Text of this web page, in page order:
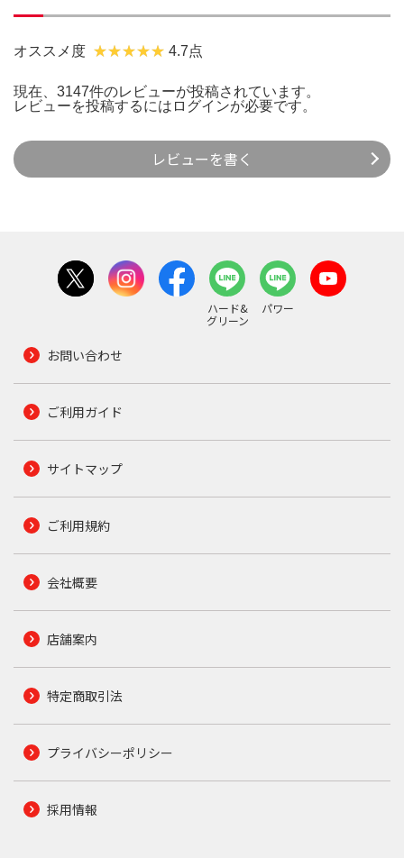
オススメ度 4.7点
現在、3147件のレビューが投稿されています。
レビューを投稿するには ログインが必要です。
レビューを書く
ハード&
グリーン
パワー
お問い合わせ
ご利用ガイド
サイトマップ
ご利用規約
会社概要
店舗案内
特定商取引法
プライバシーポリシー
採用情報